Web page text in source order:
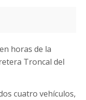
horas de la
Troncal del
cuatro vehículos,